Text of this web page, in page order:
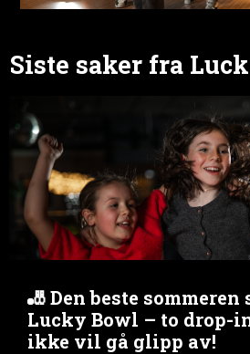
Siste saker fra
🎳 Den beste
Lucky Bowl – to drop-
ikke vil gå glipp av!